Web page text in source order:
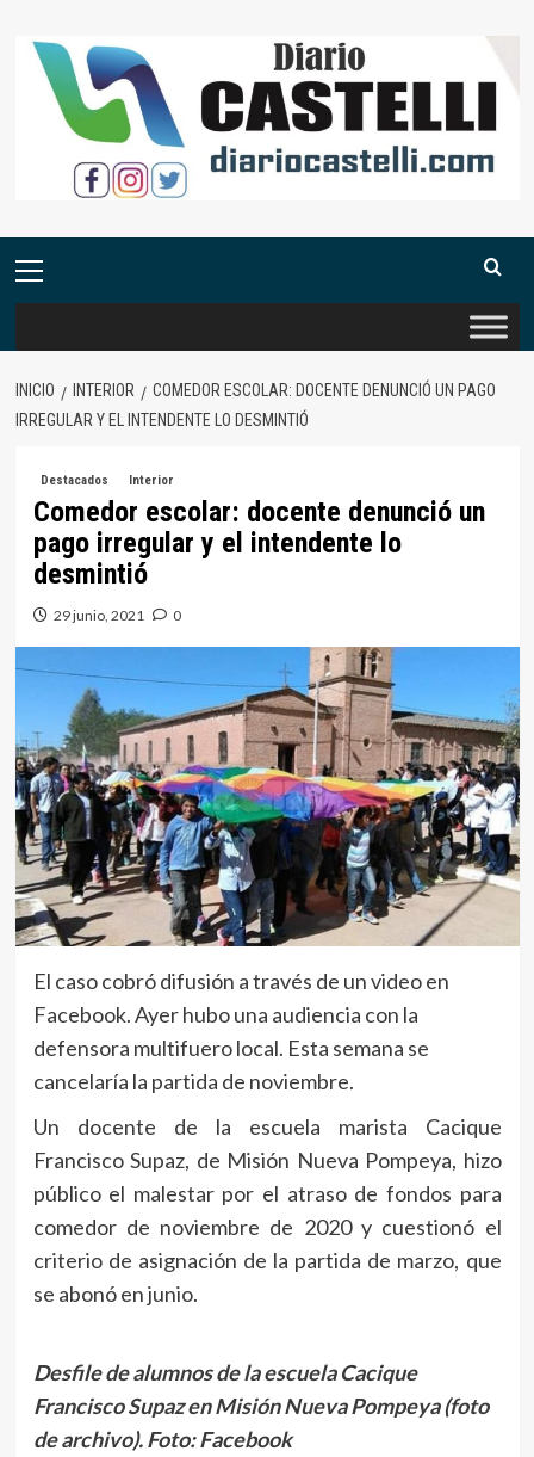
contenido
Menú
INICIO INTERIOR
COMEDOR ESCOLAR: DOCENTE DENUNCIÓ UN PAGO
IRREGULAR Y EL INTENDENTE LO DESMINTIÓ
Destacados Interior
Comedor escolar: docente denunció un
pago irregular y el intendente lo
desmintió
29 junio, 2021 0
El caso cobró difusión a través de un video en
Facebook. Ayer hubo una audiencia con la
defensora multifuero local. Esta semana se
cancelaría la partida de noviembre.
Un docente de la escuela marista Cacique
Francisco Supaz, de Misión Nueva Pompeya, hizo
público el malestar por el atraso de fondos para
comedor de noviembre de 2020 y cuestionó el
criterio de asignación de la partida de marzo, que
se abonó en junio.
Desfile de alumnos de la escuela Cacique
Francisco Supaz en Misión Nueva Pompeya (foto
de archivo).Foto: Facebook